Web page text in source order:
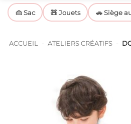
👜 Sac 🧸 Jouets 🚗 Siège
ACCUEIL - ATELIERS CRÉATIFS -